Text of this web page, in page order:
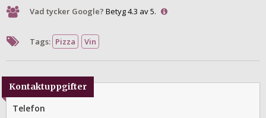
Vad tycker Google? Betyg 4.3 av 5.
Tags: Pizza Vin
Kontaktuppgifter
Telefon